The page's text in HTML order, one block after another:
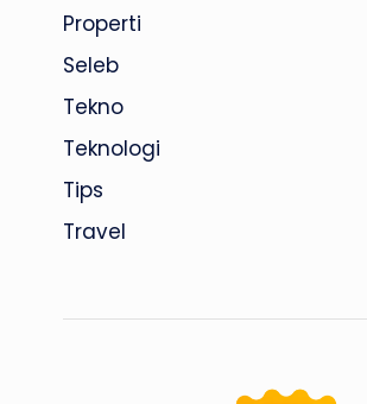
Properti
Seleb
Tekno
Teknologi
Tips
Travel